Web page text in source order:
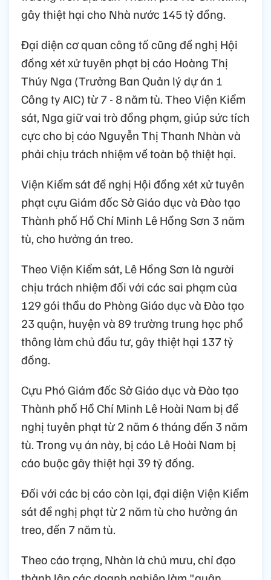
gây thiệt hại cho Nhà nước 145 tỷ đồng.
Đại diện cơ quan công tố cũng đề nghị Hội
đồng xét xử tuyên phạt bị cáo Hoàng Thị
Thúy Nga (Trưởng Ban Quản lý dự án 1
Công ty AIC) từ 7 - 8 năm tù. Theo Viện Kiểm
sát, Nga giữ vai trò đồng phạm, giúp sức tích
cực cho bị cáo Nguyễn Thị Thanh Nhàn và
phải chịu trách nhiệm về toàn bộ thiệt hại.
Viện Kiểm sát đề nghị Hội đồng xét xử tuyên
phạt cựu Giám đốc Sở Giáo dục và Đào tạo
Thành phố Hồ Chí Minh Lê Hồng Sơn 3 năm
tù, cho hưởng án treo.
Theo Viện Kiểm sát, Lê Hồng Sơn là người
chịu trách nhiệm đối với các sai phạm của
129 gói thầu do Phòng Giáo dục và Đào tạo
23 quận, huyện và 89 trường trung học phổ
thông làm chủ đầu tư, gây thiệt hại 137 tỷ
đồng.
Cựu Phó Giám đốc Sở Giáo dục và Đào tạo
Thành phố Hồ Chí Minh Lê Hoài Nam bị đề
nghị tuyên phạt từ 2 năm 6 tháng đến 3 năm
tù. Trong vụ án này, bị cáo Lê Hoài Nam bị
cáo buộc gây thiệt hại 39 tỷ đồng.
Đối với các bị cáo còn lại, đại diện Viện Kiểm
sát đề nghị phạt từ 2 năm tù cho hưởng án
treo, đến 7 năm tù.
Theo cáo trạng, Nhàn là chủ mưu, chỉ đạo